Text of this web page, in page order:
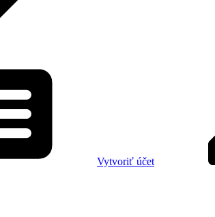
Vytvoriť účet